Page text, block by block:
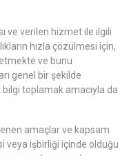
ve verilen hizmet ile ilgili
hızla çözülmesi için,
ve bunu
genel bir şekilde
toplamak amacıyla da
amaçlar ve kapsam
veya işbirliği içinde olduğu